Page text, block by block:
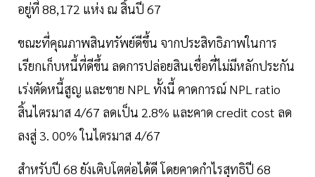
อยู่ที่ 88,172 แห่ง ณ สิ้นปี 67
ขณะที่คุณภาพสินทรัพย์ดีขึ้น จากประสิทธิภาพในการ
เรียกเก็บหนี้ที่ดีขึ้น ลดการปล่อยสินเชื่อที่ไม่มีหลักประกัน
เร่งตัดหนี้สูญ และขาย NPL ทั้งนี้ คาดการณ์ NPL ratio
สิ้นไตรมาส 4/67 ลดเป็น 2.8% และคาด credit cost ลด
ลงสู่ 3. 00% ในไตรมาส 4/67
สำหรับปี 68 ยังเติบโตต่อได้ดี โดยคาดกำไรสุทธิปี 68